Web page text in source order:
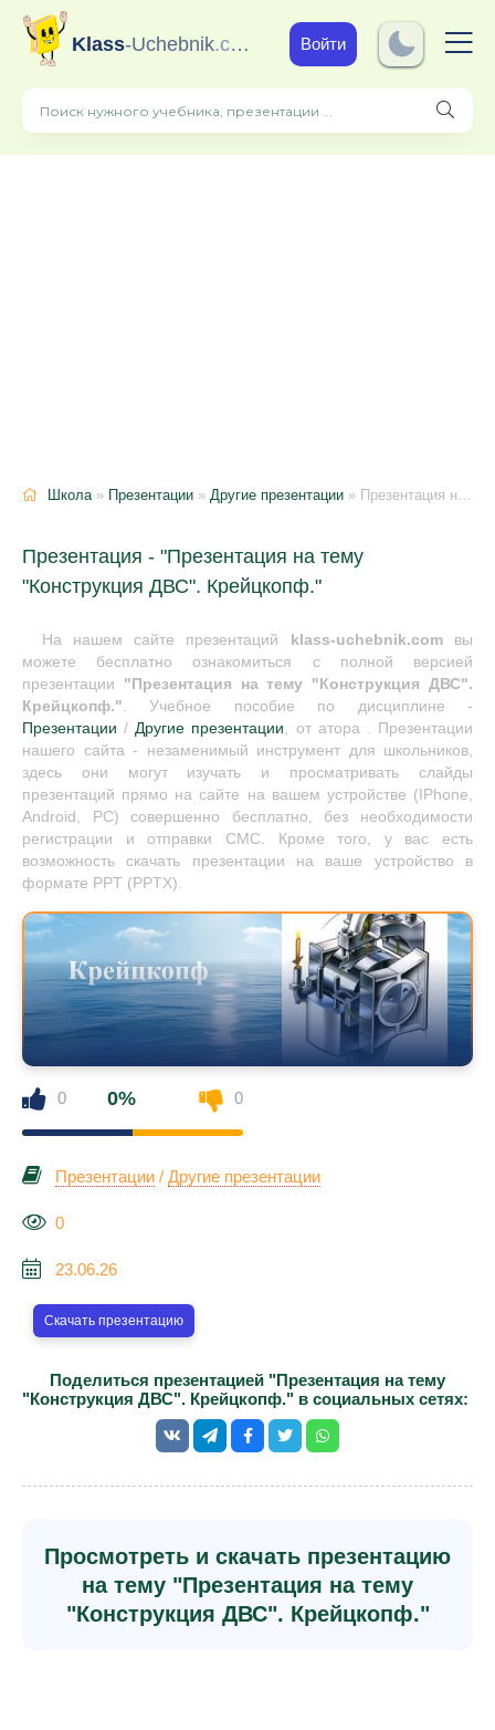
Klass-Uchebnik.com Войти
Школа» Презентации » Другие презентации » Презентация на тему "Конструкция ДВС". Крейцкопф.
Презентация - "Презентация на тему
"Конструкция ДВС". Крейцкопф."
На нашем сайте презентаций klass-uchebnik.comвы
можете бесплатно ознакомиться с полной версией
презентации "Презентация на тему "Конструкция ДВС".
Крейцкопф.". Учебное пособие по дисциплине -
Презентации /Другие презентации, от атора . Презентации
нашего сайта - незаменимый инструмент для школьников,
здесь они могут изучать и просматривать слайды
презентаций прямо на сайте на вашем устройстве (IPhone,
Android, PC) совершенно бесплатно, без необходимости
регистрации и отправки СМС. Кроме того, у вас есть
возможность скачать презентации на ваше устройство в
формате PPT (PPTX).
0 0% 0
Презентации / Другие презентации
0
23.06.26
Скачать презентацию
Поделиться презентацией "Презентация на тему
"Конструкция ДВС". Крейцкопф." в социальных сетях:
Просмотреть и скачать презентацию
на тему "Презентация на тему
"Конструкция ДВС". Крейцкопф."